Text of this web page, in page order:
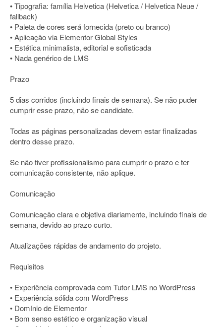
• Tipografia: família Helvetica (Helvetica / Helvetica Neue /
fallback)
• Paleta de cores será fornecida (preto ou branco)
• Aplicação via Elementor Global Styles
• Estética minimalista, editorial e sofisticada
• Nada genérico de LMS
Prazo
5 dias corridos (incluindo finais de semana). Se não puder
cumprir esse prazo, não se candidate.
Todas as páginas personalizadas devem estar finalizadas
dentro desse prazo.
Se não tiver profissionalismo para cumprir o prazo e ter
comunicação consistente, não aplique.
Comunicação
Comunicação clara e objetiva diariamente, incluindo finais de
semana, devido ao prazo curto.
Atualizações rápidas de andamento do projeto.
Requisitos
• Experiência comprovada com Tutor LMS no WordPress
• Experiência sólida com WordPress
• Domínio de Elementor
• Bom senso estético e organização visual